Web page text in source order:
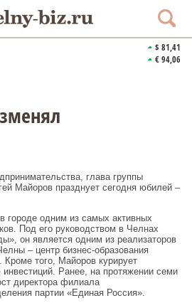
$ 81,41
€ 94,06
глава группы
Майоров празднует сегодня юбилей –
городе одним из самых активных
Под его руководством в Челнах
он является одним из реализаторов
– центр бизнес-образования
Кроме того, Майоров курирует
Ранее, на протяжении семи
директора филиала
партии «Единая Россия».